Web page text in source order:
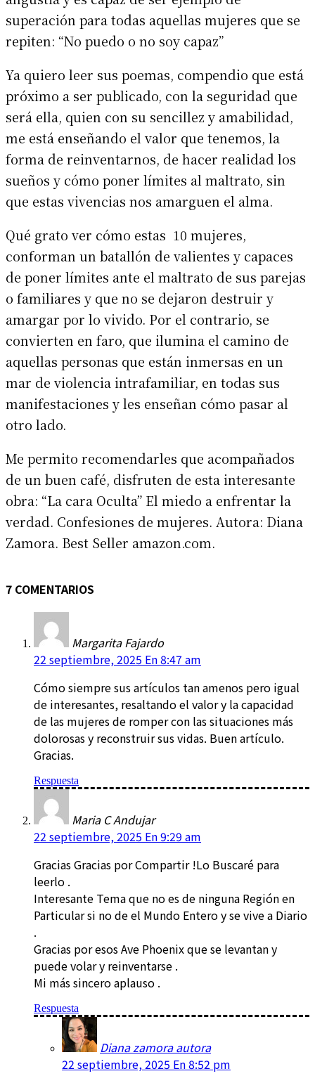
superación para todas aquellas mujeres que se
repiten: “No puedo o no soy capaz”
Ya quiero leer sus poemas, compendio que está
próximo a ser publicado, con la seguridad que
será ella, quien con su sencillez y amabilidad,
me está enseñando el valor que tenemos, la
forma de reinventarnos, de hacer realidad los
sueños y cómo poner límites al maltrato, sin
que estas vivencias nos amarguen el alma.
Qué grato ver cómo estas 10 mujeres,
conforman un batallón de valientes y capaces
de poner límites ante el maltrato de sus parejas
o familiares y que no se dejaron destruir y
amargar por lo vivido. Por el contrario, se
convierten en faro, que ilumina el camino de
aquellas personas que están inmersas en un
mar de violencia intrafamiliar, en todas sus
manifestaciones y les enseñan cómo pasar al
otro lado.
Me permito recomendarles que acompañados
de un buen café, disfruten de esta interesante
obra: “La cara Oculta” El miedo a enfrentar la
verdad. Confesiones de mujeres. Autora: Diana
Zamora. Best Seller amazon.com.
7 COMENTARIOS
Margarita Fajardo
22 septiembre, 2025 En 8:47 am
Cómo siempre sus artículos tan amenos pero igual
de interesantes, resaltando el valor y la capacidad
de las mujeres de romper con las situaciones más
dolorosas y reconstruir sus vidas. Buen artículo.
Gracias.
Respuesta
Maria C Andujar
22 septiembre, 2025 En 9:29 am
Gracias Gracias por Compartir !Lo Buscaré para
leerlo .
Interesante Tema que no es de ninguna Región en
Particular si no de el Mundo Entero y se vive a Diario
.
Gracias por esos Ave Phoenix que se levantan y
puede volar y reinventarse .
Mi más sincero aplauso .
Respuesta
Diana zamora autora
22 septiembre, 2025 En 8:52 pm